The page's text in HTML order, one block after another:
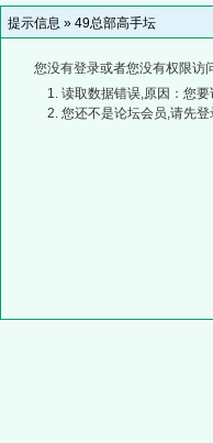
提示信息 » 49总部高手坛
您没有登录或者您没有权限访
读取数据错误,原因：您
您还不是论坛会员,请先登